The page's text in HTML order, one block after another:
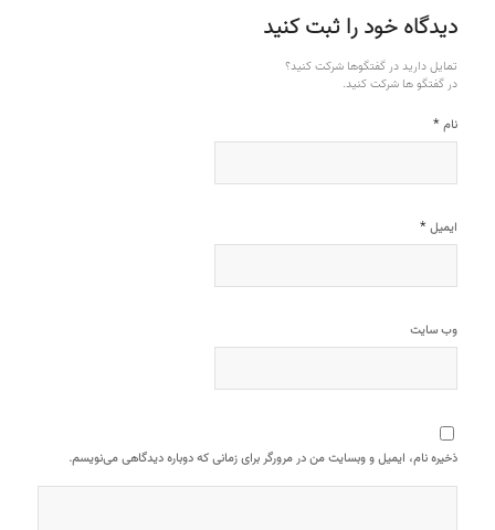
دیدگاه خود را ثبت کنید
تمایل دارید در گفتگوها شرکت کنید؟
در گفتگو ها شرکت کنید.
نام *
ایمیل *
وب‌ سایت
ذخیره نام، ایمیل و وبسایت من در مرورگر برای زمانی که دوباره دیدگاهی می‌نویسم.